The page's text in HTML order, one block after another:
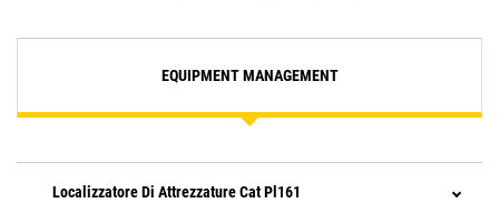
EQUIPMENT MANAGEMENT
Localizzatore Di Attrezzature Cat Pl161